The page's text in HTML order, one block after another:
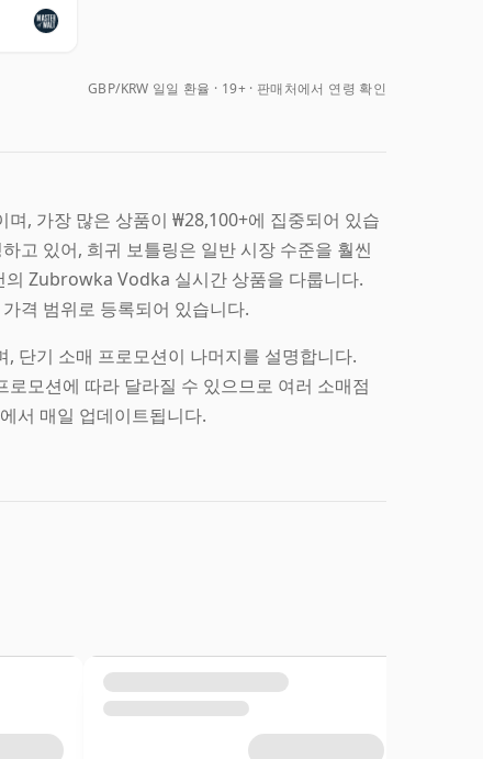
GBP/KRW 일일 환율 19+ · 판매처에서 연령 확인
, 가장 많은 상품이 ₩28,100+에 집중되어 있습
고 있어, 희귀 보틀링은 일반 시장 수준을 훨씬
의 Zubrowka Vodka 실시간 상품을 다룹니다.
격 범위로 등록되어 있습니다.
단기 소매 프로모션이 나머지를 설명합니다.
모션에 따라 달라질 수 있으므로 여러 소매점
서 매일 업데이트됩니다.